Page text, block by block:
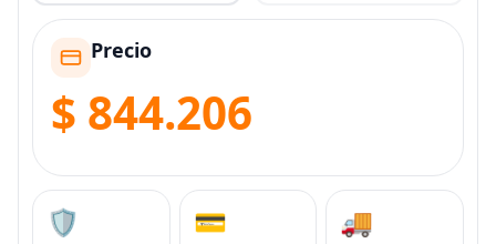
Precio
$ 844.206
🛡️ 💳 🚚